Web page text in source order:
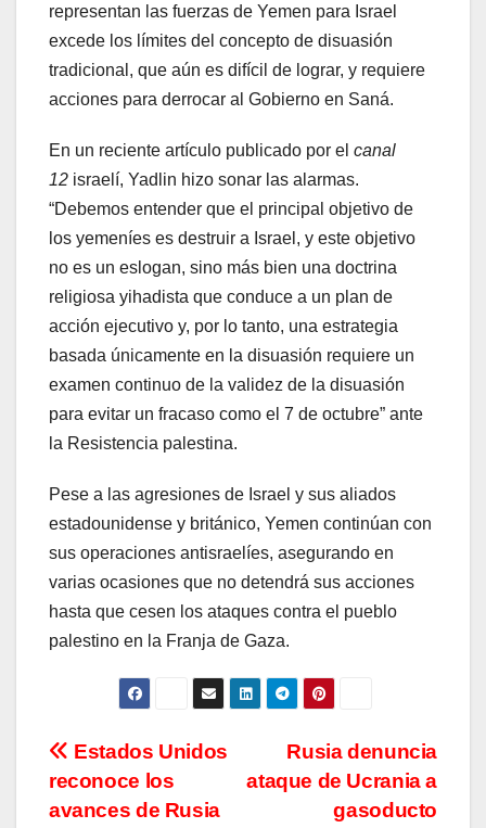
representan las fuerzas de Yemen para Israel
excede los límites del concepto de disuasión
tradicional, que aún es difícil de lograr, y requiere
acciones para derrocar al Gobierno en Saná.
En un reciente artículo publicado por el canal
12 israelí, Yadlin hizo sonar las alarmas.
“Debemos entender que el principal objetivo de
los yemeníes es destruir a Israel, y este objetivo
no es un eslogan, sino más bien una doctrina
religiosa yihadista que conduce a un plan de
acción ejecutivo y, por lo tanto, una estrategia
basada únicamente en la disuasión requiere un
examen continuo de la validez de la disuasión
para evitar un fracaso como el 7 de octubre” ante
la Resistencia palestina.
Pese a las agresiones de Israel y sus aliados
estadounidense y británico, Yemen continúan con
sus operaciones antisraelíes, asegurando en
varias ocasiones que no detendrá sus acciones
hasta que cesen los ataques contra el pueblo
palestino en la Franja de Gaza.
Navegación
de
Rusia denuncia
ataque de Ucrania a
gasoducto
Estados Unidos
reconoce los
avances de Rusia